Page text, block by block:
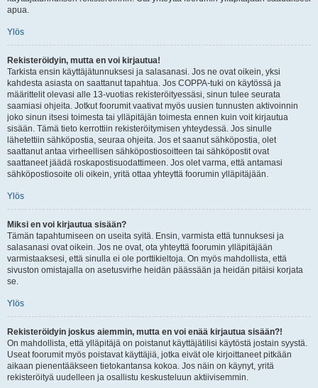
apua.
Ylös
Rekisteröidyin, mutta en voi kirjautua!
Tarkista ensin käyttäjätunnuksesi ja salasanasi. Jos ne ovat oikein, yksi
kahdesta asiasta on saattanut tapahtua. Jos COPPA-tuki on käytössä ja
määrittelit olevasi alle 13-vuotias rekisteröityessäsi, sinun tulee seurata
saamiasi ohjeita. Jotkut foorumit vaativat myös uusien tunnusten aktivoinnin
joko sinun itsesi toimesta tai ylläpitäjän toimesta ennen kuin voit kirjautua
sisään. Tämä tieto kerrottiin rekisteröitymisen yhteydessä. Jos sinulle
lähetettiin sähköpostia, seuraa ohjeita. Jos et saanut sähköpostia, olet
saattanut antaa virheellisen sähköpostiosoitteen tai sähköpostit ovat
saattaneet jäädä roskapostisuodattimeen. Jos olet varma, että antamasi
sähköpostiosoite oli oikein, yritä ottaa yhteyttä foorumin ylläpitäjään.
Ylös
Miksi en voi kirjautua sisään?
Tämän tapahtumiseen on useita syitä. Ensin, varmista että tunnuksesi ja
salasanasi ovat oikein. Jos ne ovat, ota yhteyttä foorumin ylläpitäjään
varmistaaksesi, että sinulla ei ole porttikieltoja. On myös mahdollista, että
sivuston omistajalla on asetusvirhe heidän päässään ja heidän pitäisi korjata
se.
Ylös
Rekisteröidyin joskus aiemmin, mutta en voi enää kirjautua sisään?!
On mahdollista, että ylläpitäjä on poistanut käyttäjätilisi käytöstä jostain syystä.
Useat foorumit myös poistavat käyttäjiä, jotka eivät ole kirjoittaneet pitkään
aikaan pienentääkseen tietokantansa kokoa. Jos näin on käynyt, yritä
rekisteröityä uudelleen ja osallistu keskusteluun aktiivisemmin.